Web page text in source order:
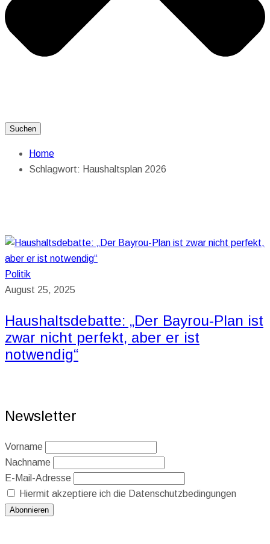
Suchen
Home
Schlagwort: Haushaltsplan 2026
Politik
August 25, 2025
Haushaltsdebatte: „Der Bayrou-Plan ist
zwar nicht perfekt, aber er ist
notwendig“
Newsletter
Vorname
Nachname
E-Mail-Adresse
Hiermit akzeptiere ich die Datenschutzbedingungen